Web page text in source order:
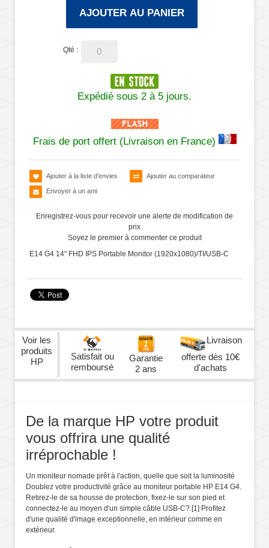
AJOUTER AU PANIER
Qté :
Expédié sous 2 à 5 jours.
Frais de port offert (Livraison en France)
Ajouter à la liste d'envies Ajouter au comparateur
Envoyer à un ami
Enregistrez-vous pour recevoir une alerte de modification de
prix
Soyez le premier à commenter ce produit
E14 G4 14" FHD IPS Portable Monitor (1920x1080)/TI/USB-C
Voir les
produits
HP
Satisfait ou
remboursé
Garantie
2 ans
Livraison
offerte dès 10€
d'achats
De la marque HP votre produit
vous offrira une qualité
irréprochable !
Un moniteur nomade prêt à l'action, quelle que soit la luminosité
Doublez votre productivité grâce au moniteur portable HP E14 G4.
Retirez-le de sa housse de protection, fixez-le sur son pied et
connectez-le au moyen d'un simple câble USB-C?.[1] Profitez
d'une qualité d'image exceptionnelle, en intérieur comme en
extérieur.